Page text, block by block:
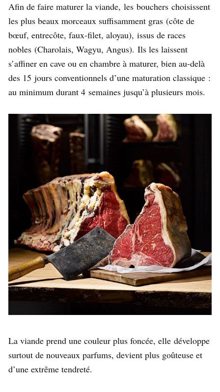
Afin de faire maturer la viande, les bouchers choisissent
les plus beaux morceaux suffisamment gras (côte de
bœuf, entrecôte, faux-filet, aloyau), issus de races
nobles (Charolais, Wagyu, Angus). Ils les laissent
s’affiner en cave ou en chambre à maturer, bien au-delà
des 15 jours conventionnels d’une maturation classique :
au minimum durant 4 semaines jusqu’à plusieurs mois.
La viande prend une couleur plus foncée, elle développe
surtout de nouveaux parfums, devient plus goûteuse et
d’une extrême tendreté.